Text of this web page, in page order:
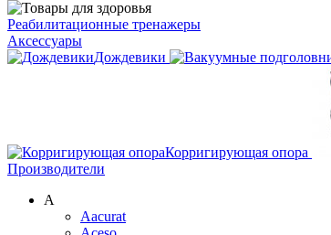
Реабилитационные тренажеры
Аксессуары
Дождевики
Корригирующая опора
Производители
A
Aacurat